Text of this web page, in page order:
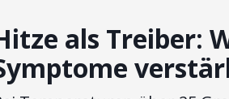
als Treiber: